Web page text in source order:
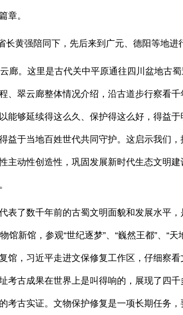
章。
强陪同下，先后来到广元、德阳等地进
。这里是古代关中平原通往四川盆地古
、翠云廊整体情况介绍，沿古道步行察看
能够延续得这么久、保护得这么好，得益
益于当地百姓世代共同守护。这启示我们
主动性创造性，巩固发展新时代生态文明
了数千年前的古蜀文明面貌和发展水平，
新馆，参观“世纪逐梦”、“巍然王都”、“
馆，习近平走进文保修复工作区，仔细察
考古成果在世界上是叫得响的，展现了四
考古实证。文物保护修复是一项长期任务